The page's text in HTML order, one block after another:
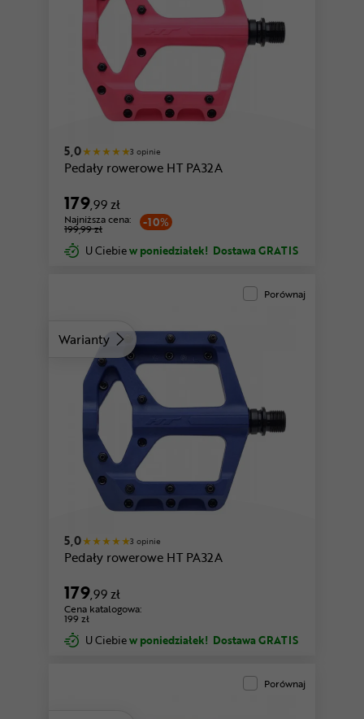
czerwony
5,0 3 opinie
Pedały rowerowe HT PA32A
179,99 zł
-10%
Najniższa cena:
199,99 zł
U Ciebiew poniedziałek! Dostawa GRATIS
Warianty
czerwony
Porównaj
5,0 3 opinie
Pedały rowerowe HT PA32A
179,99 zł
Cena katalogowa:
199 zł
U Ciebiew poniedziałek! Dostawa GRATIS
Porównaj